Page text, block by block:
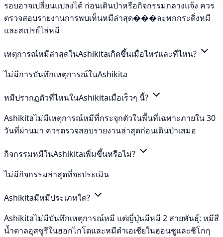
รอบอาจเปลี่ยนแปลงได้ ก่อนเดินป่าหรือกิจกรรมกลางแจ้ง ควร
ตรวจสอบรายงานการพบเห็นหมีล่าสุด���ละพกกระดิ่งหมี
และสเปรย์ไล่หมี
เหตุการณ์หมีล่าสุดในAshikitaเกิดขึ้นเมื่อไหร่และที่ไหน?
ไม่มีการบันทึกเหตุการณ์ในAshikita
หมีปรากฏตัวที่ไหนในAshikitaเมื่อเร็วๆ นี้?
Ashikitaไม่มีเหตุการณ์หมีที่กระจุกตัวในพื้นที่เฉพาะภายใน 30
วันที่ผ่านมา ควรตรวจสอบรายงานล่าสุดก่อนเดินป่าเสมอ
กิจกรรมหมีในAshikitaเพิ่มขึ้นหรือไม่?
ไม่มีกิจกรรมล่าสุดที่จะประเมิน
Ashikitaมีหมีประเภทใด?
Ashikitaไม่มีบันทึกเหตุการณ์หมี แต่ญี่ปุ่นมีหมี 2 สายพันธุ์: หมีสี
น้ำตาลอุสซูรีในฮอกไกโดและหมีดำเอเชียในฮอนชูและชิโกกุ